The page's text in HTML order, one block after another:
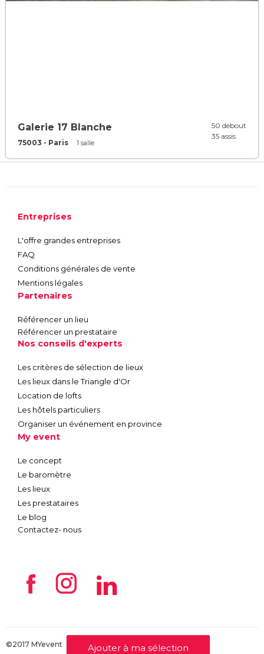
Galerie 17 Blanche
75003 - Paris 1 salle
50 debout
35 assis
Entreprises
L'offre grandes entreprises
FAQ
Conditions générales de vente
Mentions légales
Partenaires
Référencer un lieu
Référencer un prestataire
Nos conseils d'experts
Les critères de sélection de lieux
Les lieux dans le Triangle d'Or
Location de lofts
Les hôtels particuliers
Organiser un événement en province
My event
Le concept
Le baromètre
Les lieux
Les prestataires
Le blog
Contactez- nous
©2017 MYevent